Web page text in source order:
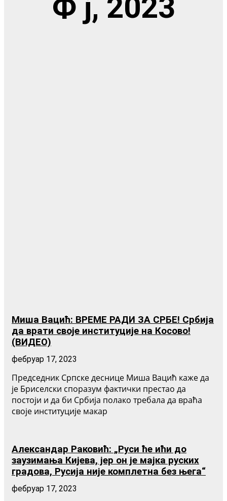
Ф ј, 2023
Миша Вацић: ВРЕМЕ РАДИ ЗА СРБЕ! Србија
да врати своје институције на Косово!
(ВИДЕО)
фебруар 17, 2023
Председник Српске деснице Миша Вацић каже да
је Бриселски споразум фактички престао да
постоји и да би Србија полако требала да враћа
своје институције макар
Александар Раковић: „Руси ће ићи до
заузимања Кијева, јер он је мајка руских
градова, Русија није комплетна без њега“
фебруар 17, 2023